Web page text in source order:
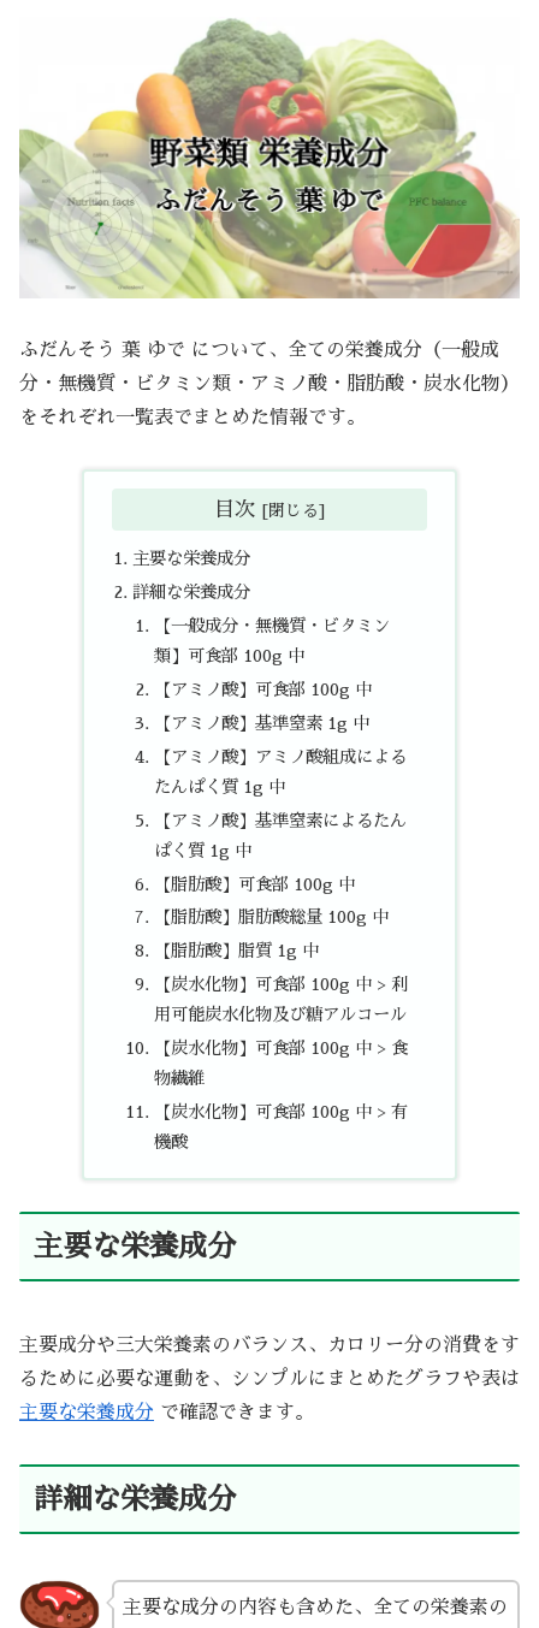
ふだんそう 葉 ゆで について、全ての栄養成分（一般成
分・無機質・ビタミン類・アミノ酸・脂肪酸・炭水化物）
をそれぞれ一覧表でまとめた情報です。
目次
主要な栄養成分
詳細な栄養成分
【一般成分・無機質・ビタミン
類】可食部 100g 中
【アミノ酸】可食部 100g 中
【アミノ酸】基準窒素 1g 中
【アミノ酸】アミノ酸組成による
たんぱく質 1g 中
【アミノ酸】基準窒素によるたん
ぱく質 1g 中
【脂肪酸】可食部 100g 中
【脂肪酸】脂肪酸総量 100g 中
【脂肪酸】脂質 1g 中
【炭水化物】可食部 100g 中 > 利
用可能炭水化物及び糖アルコール
【炭水化物】可食部 100g 中 > 食
物繊維
【炭水化物】可食部 100g 中 > 有
機酸
主要な栄養成分
主要成分や三大栄養素のバランス、カロリー分の消費をす
るために必要な運動を、シンプルにまとめたグラフや表は
主要な栄養成分 で確認できます。
詳細な栄養成分
主要な成分の内容も含めた、全ての栄養素の